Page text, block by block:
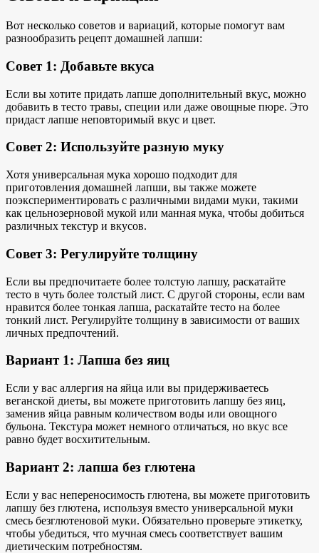
Вот несколько советов и вариаций, которые помогут вам
разнообразить рецепт домашней лапши:
Совет 1: Добавьте вкуса
Если вы хотите придать лапше дополнительный вкус, можно
добавить в тесто травы, специи или даже овощные пюре. Это
придаст лапше неповторимый вкус и цвет.
Совет 2: Используйте разную муку
Хотя универсальная мука хорошо подходит для
приготовления домашней лапши, вы также можете
поэкспериментировать с различными видами муки, такими
как цельнозерновой мукой или манная мука, чтобы добиться
различных текстур и вкусов.
Совет 3: Регулируйте толщину
Если вы предпочитаете более толстую лапшу, раскатайте
тесто в чуть более толстый лист. С другой стороны, если вам
нравится более тонкая лапша, раскатайте тесто на более
тонкий лист. Регулируйте толщину в зависимости от ваших
личных предпочтений.
Вариант 1: Лапша без яиц
Если у вас аллергия на яйца или вы придерживаетесь
веганской диеты, вы можете приготовить лапшу без яиц,
заменив яйца равным количеством воды или овощного
бульона. Текстура может немного отличаться, но вкус все
равно будет восхитительным.
Вариант 2: лапша без глютена
Если у вас непереносимость глютена, вы можете приготовить
лапшу без глютена, используя вместо универсальной муки
смесь безглютеновой муки. Обязательно проверьте этикетку,
чтобы убедиться, что мучная смесь соответствует вашим
диетическим потребностям.